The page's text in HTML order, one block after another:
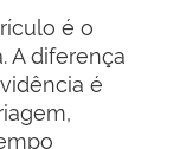
é o
A diferença
é